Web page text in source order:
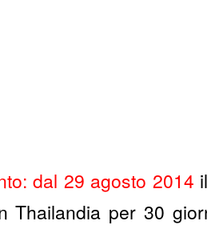
dal 29 agosto 2014
Thailandia per 30